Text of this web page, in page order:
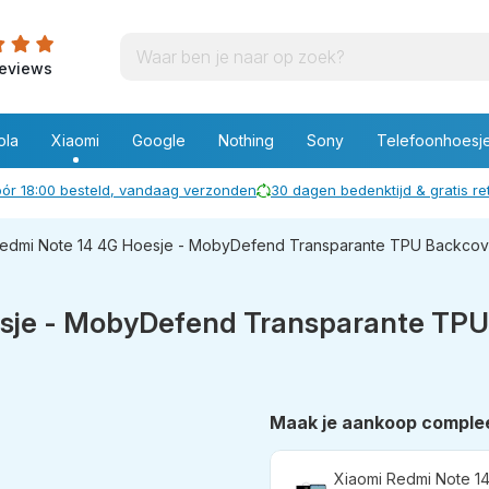
Xiaomi Google Nothing Sony
18:00 besteld, vandaag verzonden 30 dagen bedenktijd & gratis
Note 14 4G Hoesje - MobyDefend Transparante TPU
- MobyDefend Transparante
Maak je aankoop
Xiaomi Redmi Note